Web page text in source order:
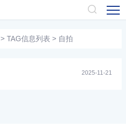
> TAG信息列表 > 自拍
2025-11-21